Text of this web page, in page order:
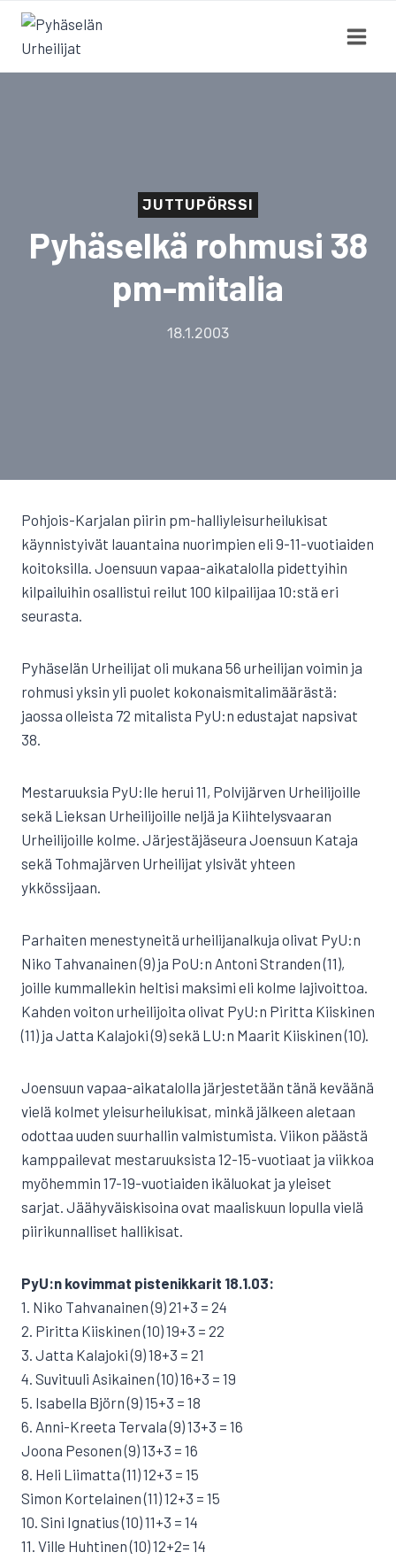
Siirry
sisältöön
JUTTUPÖRSSI
Pyhäselkä rohmusi 38
pm-mitalia
18.1.2003
Pohjois-Karjalan piirin pm-halliyleisurheilukisat
käynnistyivät lauantaina nuorimpien eli 9-11-vuotiaiden
koitoksilla. Joensuun vapaa-aikatalolla pidettyihin
kilpailuihin osallistui reilut 100 kilpailijaa 10:stä eri
seurasta.
Pyhäselän Urheilijat oli mukana 56 urheilijan voimin ja
rohmusi yksin yli puolet kokonaismitalimäärästä:
jaossa olleista 72 mitalista PyU:n edustajat napsivat
38.
Mestaruuksia PyU:lle herui 11, Polvijärven Urheilijoille
sekä Lieksan Urheilijoille neljä ja Kiihtelysvaaran
Urheilijoille kolme. Järjestäjäseura Joensuun Kataja
sekä Tohmajärven Urheilijat ylsivät yhteen
ykkössijaan.
Parhaiten menestyneitä urheilijanalkuja olivat PyU:n
Niko Tahvanainen (9) ja PoU:n Antoni Stranden (11),
joille kummallekin heltisi maksimi eli kolme lajivoittoa.
Kahden voiton urheilijoita olivat PyU:n Piritta Kiiskinen
(11) ja Jatta Kalajoki (9) sekä LU:n Maarit Kiiskinen (10).
Joensuun vapaa-aikatalolla järjestetään tänä keväänä
vielä kolmet yleisurheilukisat, minkä jälkeen aletaan
odottaa uuden suurhallin valmistumista. Viikon päästä
kamppailevat mestaruuksista 12-15-vuotiaat ja viikkoa
myöhemmin 17-19-vuotiaiden ikäluokat ja yleiset
sarjat. Jäähyväiskisoina ovat maaliskuun lopulla vielä
piirikunnalliset hallikisat.
PyU:n kovimmat pistenikkarit 18.1.03:
1. Niko Tahvanainen (9) 21+3 = 24
2. Piritta Kiiskinen (10) 19+3 = 22
3. Jatta Kalajoki (9) 18+3 = 21
4. Suvituuli Asikainen (10) 16+3 = 19
5. Isabella Björn (9) 15+3 = 18
6. Anni-Kreeta Tervala (9) 13+3 = 16
Joona Pesonen (9) 13+3 = 16
8. Heli Liimatta (11) 12+3 = 15
Simon Kortelainen (11) 12+3 = 15
10. Sini Ignatius (10) 11+3 = 14
11. Ville Huhtinen (10) 12+2= 14